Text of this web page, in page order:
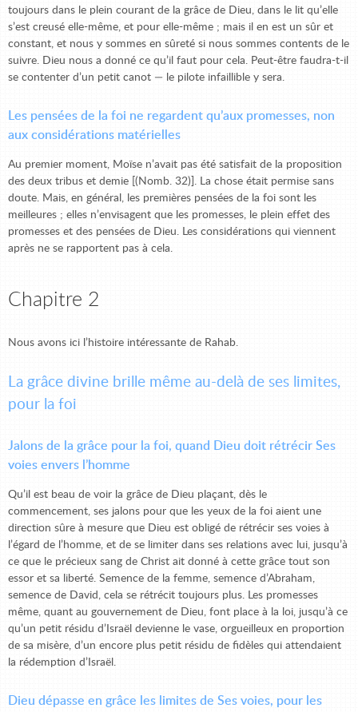
toujours dans le plein courant de la grâce de Dieu, dans le lit qu’elle
s’est creusé elle-même, et pour elle-même ; mais il en est un sûr et
constant, et nous y sommes en sûreté si nous sommes contents de le
suivre. Dieu nous a donné ce qu’il faut pour cela. Peut-être faudra-t-il
se contenter d’un petit canot — le pilote infaillible y sera.
Les pensées de la foi ne regardent qu’aux promesses, non
aux considérations matérielles
Au premier moment, Moïse n’avait pas été satisfait de la proposition
des deux tribus et demie [(Nomb. 32)]. La chose était permise sans
doute. Mais, en général, les premières pensées de la foi sont les
meilleures ; elles n’envisagent que les promesses, le plein effet des
promesses et des pensées de Dieu. Les considérations qui viennent
après ne se rapportent pas à cela.
Chapitre 2
Nous avons ici l’histoire intéressante de Rahab.
La grâce divine brille même au-delà de ses limites,
pour la foi
Jalons de la grâce pour la foi, quand Dieu doit rétrécir Ses
voies envers l’homme
Qu’il est beau de voir la grâce de Dieu plaçant, dès le
commencement, ses jalons pour que les yeux de la foi aient une
direction sûre à mesure que Dieu est obligé de rétrécir ses voies à
l’égard de l’homme, et de se limiter dans ses relations avec lui, jusqu’à
ce que le précieux sang de Christ ait donné à cette grâce tout son
essor et sa liberté. Semence de la femme, semence d’Abraham,
semence de David, cela se rétrécit toujours plus. Les promesses
même, quant au gouvernement de Dieu, font place à la loi, jusqu’à ce
qu’un petit résidu d’Israël devienne le vase, orgueilleux en proportion
de sa misère, d’un encore plus petit résidu de fidèles qui attendaient
la rédemption d’Israël.
Dieu dépasse en grâce les limites de Ses voies, pour les